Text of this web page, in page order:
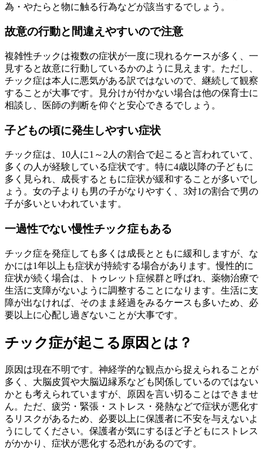
為・やたらと物に触る行為などが該当するでしょう。
故意の行動と間違えやすいので注意
複雑性チックは複数の症状が一度に現れるケースが多く、一
見すると故意に行動しているかのように見えます。ただし、
チック症は本人に悪気がある訳ではないので、継続して観察
することが大事です。見分けが付かない場合は他の保育士に
相談し、医師の判断を仰ぐと安心できるでしょう。
子どもの頃に発生しやすい症状
チック症は、10人に1～2人の割合で起こると言われていて、
多くの人が経験している症状です。特に4歳以降の子どもに
多く見られ、成長するともに症状が緩和することが多いでし
ょう。女の子よりも男の子がなりやすく、3対1の割合で男の
子が多いといわれています。
一過性でない慢性チック症もある
チック症を発症しても多くは成長とともに緩和しますが、な
かには1年以上も症状が持続する場合があります。慢性的に
症状が続く場合は、トゥレット症候群と呼ばれ、薬物治療で
生活に支障がないように調整することになります。生活に支
障が出なければ、そのまま経過をみるケースも多いため、必
要以上に心配し過ぎないことが大事です。
チック症が起こる原因とは？
原因は現在不明です。神経学的な観点から捉えられることが
多く、大脳皮質や大脳辺縁系なども関係しているのではない
かとも考えられていますが、原因を言い切ることはできませ
ん。ただ、疲労・緊張・ストレス・発熱などで症状が悪化す
るリスクがあるため、必要以上に保護者に不安を与えないよ
うにしてください。保護者が気にするほど子どもにストレス
がかかり、症状が悪化する恐れがあるのです。